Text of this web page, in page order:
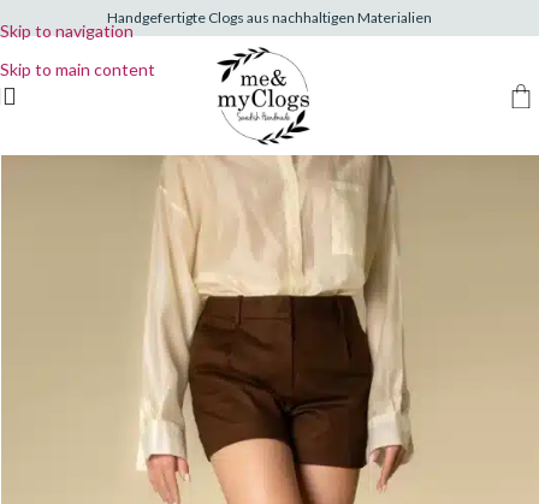
Skip to navigation
Skip to main content
Handgefertigte Clogs aus nachhaltigen Materialien